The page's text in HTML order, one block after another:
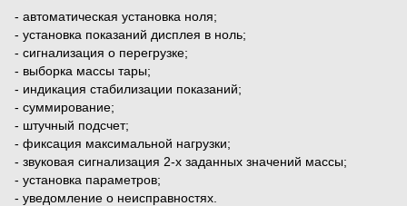
- автоматическая установка ноля;
- установка показаний дисплея в ноль;
- сигнализация о перегрузке;
- выборка массы тары;
- индикация стабилизации показаний;
- суммирование;
- штучный подсчет;
- фиксация максимальной нагрузки;
- звуковая сигнализация 2-х заданных значений массы;
- установка параметров;
- уведомление о неисправностях.